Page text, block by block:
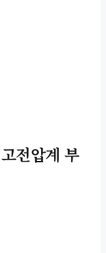
전압계 부